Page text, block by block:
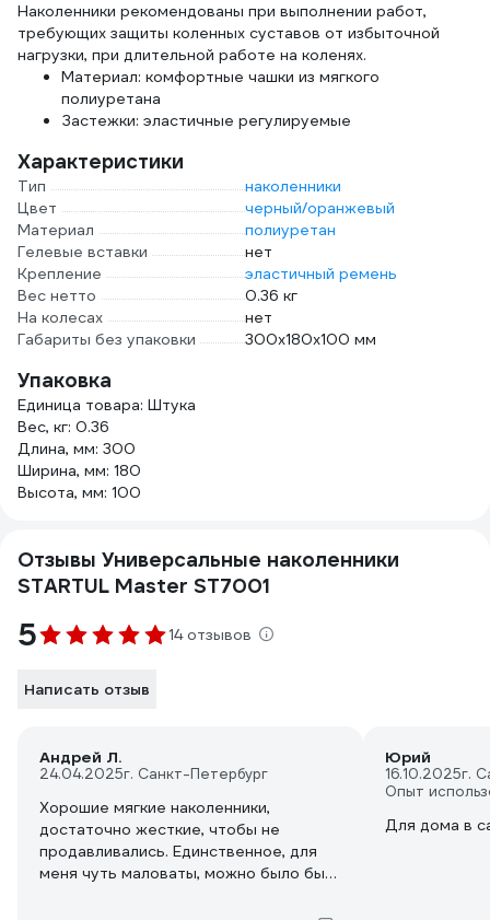
Наколенники рекомендованы при выполнении работ,
требующих защиты коленных суставов от избыточной
нагрузки, при длительной работе на коленях.
Материал: комфортные чашки из мягкого
полиуретана
Застежки: эластичные регулируемые
Характеристики
Тип
наколенники
Цвет
черный/оранжевый
Материал
полиуретан
Гелевые вставки
нет
Крепление
эластичный ремень
Вес нетто
0.36 кг
На колесах
нет
Габариты без упаковки
300x180x100 мм
Упаковка
Единица товара: Штука
Вес, кг: 0.36
Длина, мм: 300
Ширина, мм: 180
Высота, мм: 100
Отзывы Универсальные наколенники
STARTUL Master ST7001
5 14 отзывов
Написать отзыв
Андрей Л.
24.04.2025г. Санкт-Петербург
Хорошие мягкие наколенники,
достаточно жесткие, чтобы не
продавливались. Единственное, для
меня чуть маловаты, можно было бы
Юрий
16.10.2025г.
Опыт
Для дома в